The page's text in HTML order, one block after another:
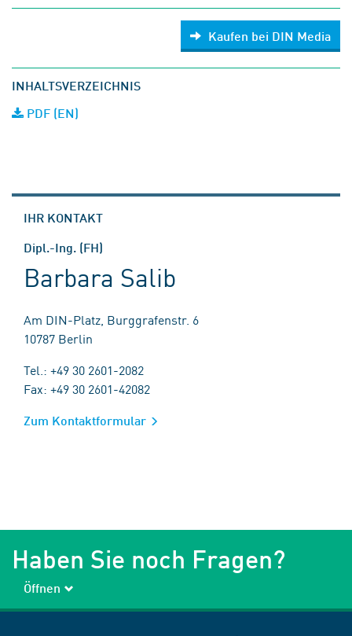
Kaufen bei DIN Media
INHALTSVERZEICHNIS
PDF (EN)
IHR KONTAKT
Dipl.-Ing. (FH)
Barbara Salib
Am DIN-Platz, Burggrafenstr. 6
10787 Berlin
Tel.: +49 30 2601-2082
Fax: +49 30 2601-42082
Zum Kontaktformular
Haben Sie noch Fragen?
Öffnen